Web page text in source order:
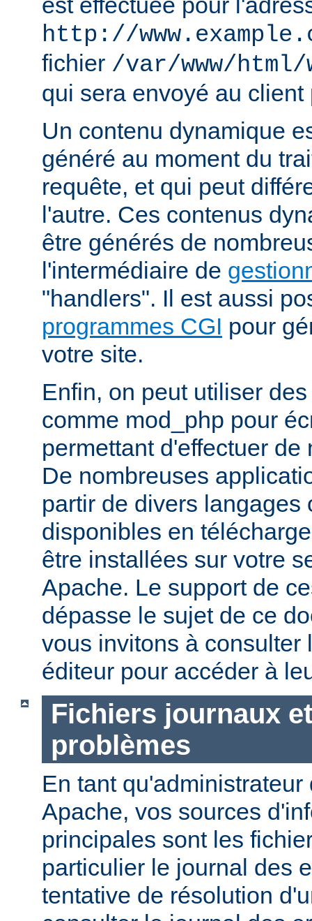
http://
fichier /var/www/
qui sera envoyé au client
Un contenu dynamique
généré au moment du
requête, et qui peut
l'autre. Ces contenus
être générés de
l'intermédiaire de
"handlers". Il est aussi
programmes CGI pour
votre site.
Enfin, on peut utiliser
comme mod_php pour
permettant d'effectuer
De nombreuses
partir de divers langages
disponibles en
être installées sur votre
Apache. Le support de
dépasse le sujet de ce
vous invitons à consulter
éditeur pour accéder à
Fichiers journaux
problèmes
En tant
Apache, vos sources
principales sont les
particulier le journal des
tentative de résolution